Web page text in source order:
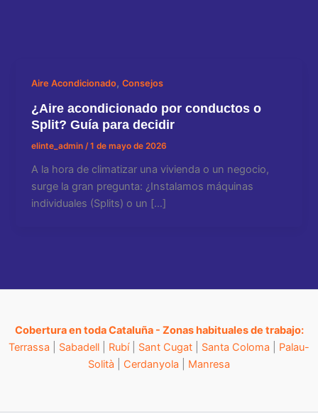
Aire Acondicionado,Consejos
¿Aire acondicionado por conductos o
Split? Guía para decidir
elinte_admin /1 de mayo de 2026
A la hora de climatizar una vivienda o un negocio,
surge la gran pregunta: ¿Instalamos máquinas
individuales (Splits) o un […]
Cobertura en toda Cataluña - Zonas habituales de trabajo:
Terrassa
Sabadell Rubí| Sant Cugat Santa Coloma
Palau-
Solità
Cerdanyola Manresa